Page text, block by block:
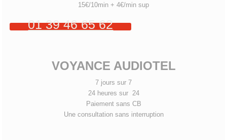
15€/10min + 4€/min sup
01 39 46 65 62
VOYANCE AUDIOTEL
7 jours sur 7
24 heures sur 24
Paiement sans CB
Une consultation sans interruption